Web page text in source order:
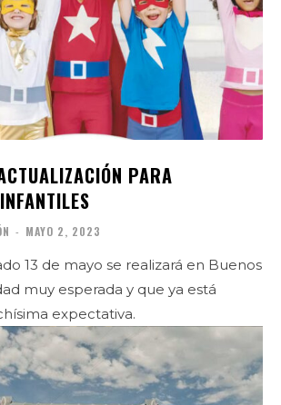
PARA
- MAYO 2, 2023
13 de mayo se realizará en Buenos
muy esperada y que ya está
expectativa.